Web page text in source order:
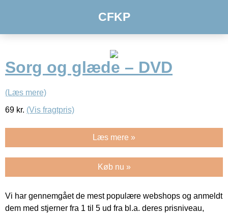
CFKP
Sorg og glæde – DVD
(Læs mere)
69 kr. (Vis fragtpris)
Læs mere »
Køb nu »
Vi har gennemgået de mest populære webshops og anmeldt
dem med stjerner fra 1 til 5 ud fra bl.a. deres prisniveau,